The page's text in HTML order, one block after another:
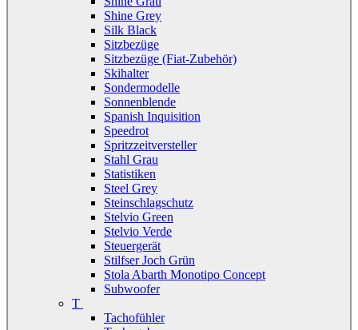
Shine Grey
Silk Black
Sitzbezüge
Sitzbezüge (Fiat-Zubehör)
Skihalter
Sondermodelle
Sonnenblende
Spanish Inquisition
Speedrot
Spritzzeitversteller
Stahl Grau
Statistiken
Steel Grey
Steinschlagschutz
Stelvio Green
Stelvio Verde
Steuergerät
Stilfser Joch Grün
Stola Abarth Monotipo Concept
Subwoofer
T
Tachofühler